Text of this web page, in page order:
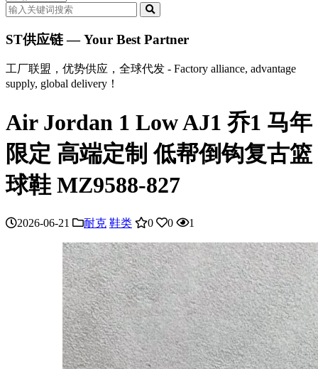
ST供应链 — Your Best Partner
工厂联盟，优势供应，全球代发 - Factory alliance, advantage
supply, global delivery！
Air Jordan 1 Low AJ1 乔1 马年
限定 高端定制 低帮倒钩复古篮
球鞋 MZ9588-827
2026-06-21 耐克 鞋类 0 0 1